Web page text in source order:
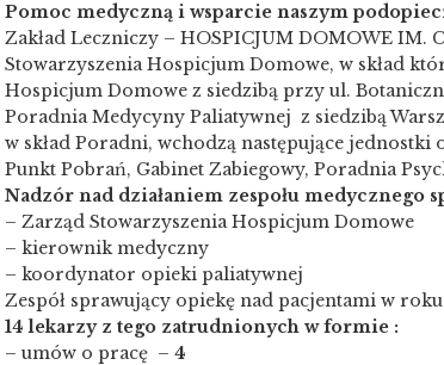
Pomoc medyczną i wsparcie naszym
Zakład Leczniczy – HOSPICJUM DOMOWE IM.
Stowarzyszenia Hospicjum Domowe, w skład
Hospicjum Domowe z siedzibą przy ul.
Poradnia Medycyny Paliatywnej z siedzibą
w skład Poradni, wchodzą następujące jednostki
Punkt Pobrań, Gabinet Zabiegowy, Poradnia
Nadzór nad działaniem zespołu medycznego
– Zarząd Stowarzyszenia Hospicjum Domowe
– kierownik medyczny
– koordynator opieki paliatywnej
Zespół sprawujący opiekę nad pacjentami w
14 lekarzy z tego zatrudnionych w formie :
– umów o pracę – 4